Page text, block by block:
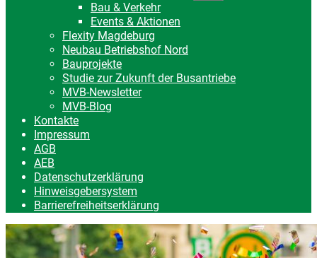
Bau & Verkehr
Events & Aktionen
Flexity Magdeburg
Neubau Betriebshof Nord
Bauprojekte
Studie zur Zukunft der Busantriebe
MVB-Newsletter
MVB-Blog
Kontakte
Impressum
AGB
AEB
Datenschutzerklärung
Hinweisgebersystem
Barrierefreiheitserklärung